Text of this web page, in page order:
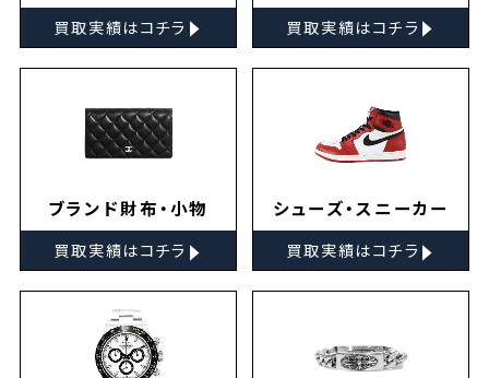
買取実績はコチラ ▸ 買取実績はコチラ ▸
ブランド財布・小物
買取実績はコチラ ▸
シューズ・スニーカー
買取実績はコチラ ▸